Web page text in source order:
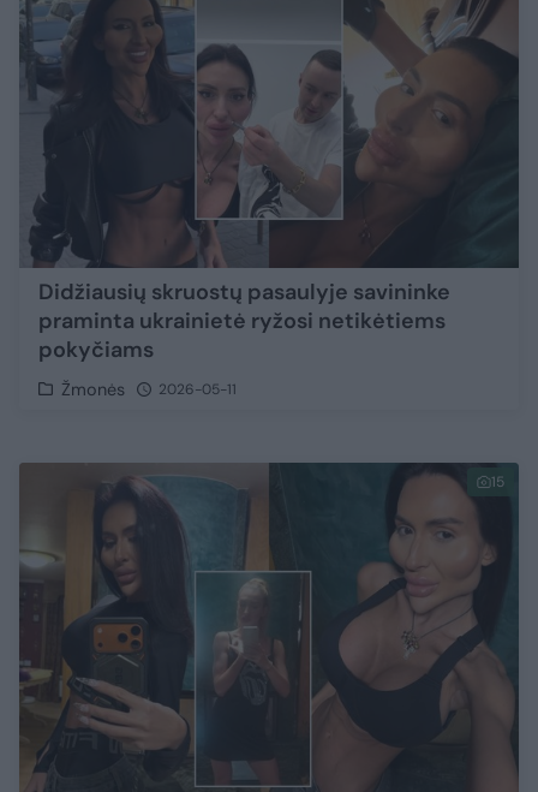
Didžiausių skruostų pasaulyje savininke
praminta ukrainietė ryžosi netikėtiems
pokyčiams
Žmonės 2026-05-11
15